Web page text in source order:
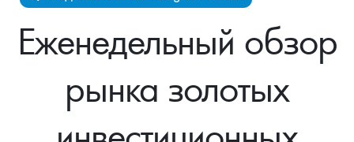
Монеты Россия и СССР
Иностранные
Памятные и старинные монеты
Памятные монеты России и СССР
Монеты и жетоны ЗМД
Подлинность монет
Услуги
Подбор монет
Еженедельный обзор
рынка золотых